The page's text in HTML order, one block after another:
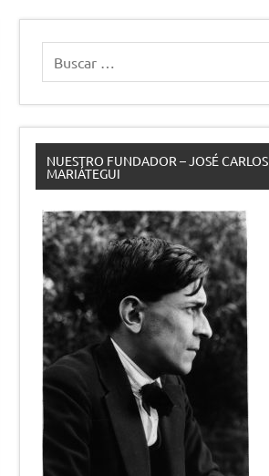
NUESTRO FUNDADOR – JOSÉ CARLOS
MARIÁTEGUI